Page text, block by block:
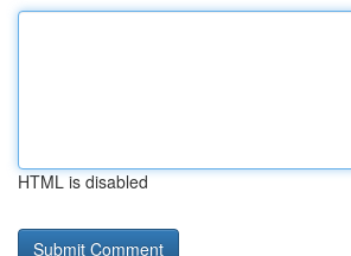
HTML is disabled